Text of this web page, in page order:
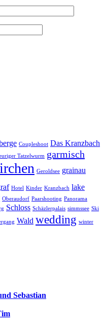
Coupleshoot Das Kranzbach
Tatzelwurm garmisch
Geroldsee grainau
Hotel Kinder Kranzbach lake
Oberaudorf Paarshooting Panorama
Schloss Schäzlerpalais simmssee Ski
Wald wedding winter
Sebastian